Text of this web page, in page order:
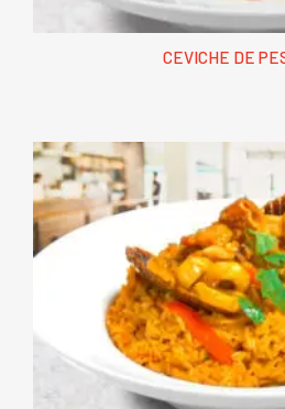
CEVICHE DE